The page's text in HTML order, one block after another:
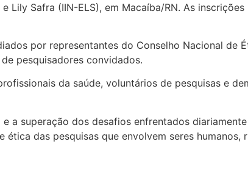
Lily Safra (IIN-ELS), em Macaíba/RN. As
por representantes do Conselho Nacional de
pesquisadores convidados.
da saúde, voluntários de pesquisas e
superação dos desafios enfrentados
das pesquisas que envolvem seres